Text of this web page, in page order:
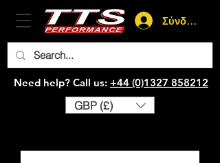
Σύνδεση
GBP (£)
Need help? Call us: +44 (0)1327 858212